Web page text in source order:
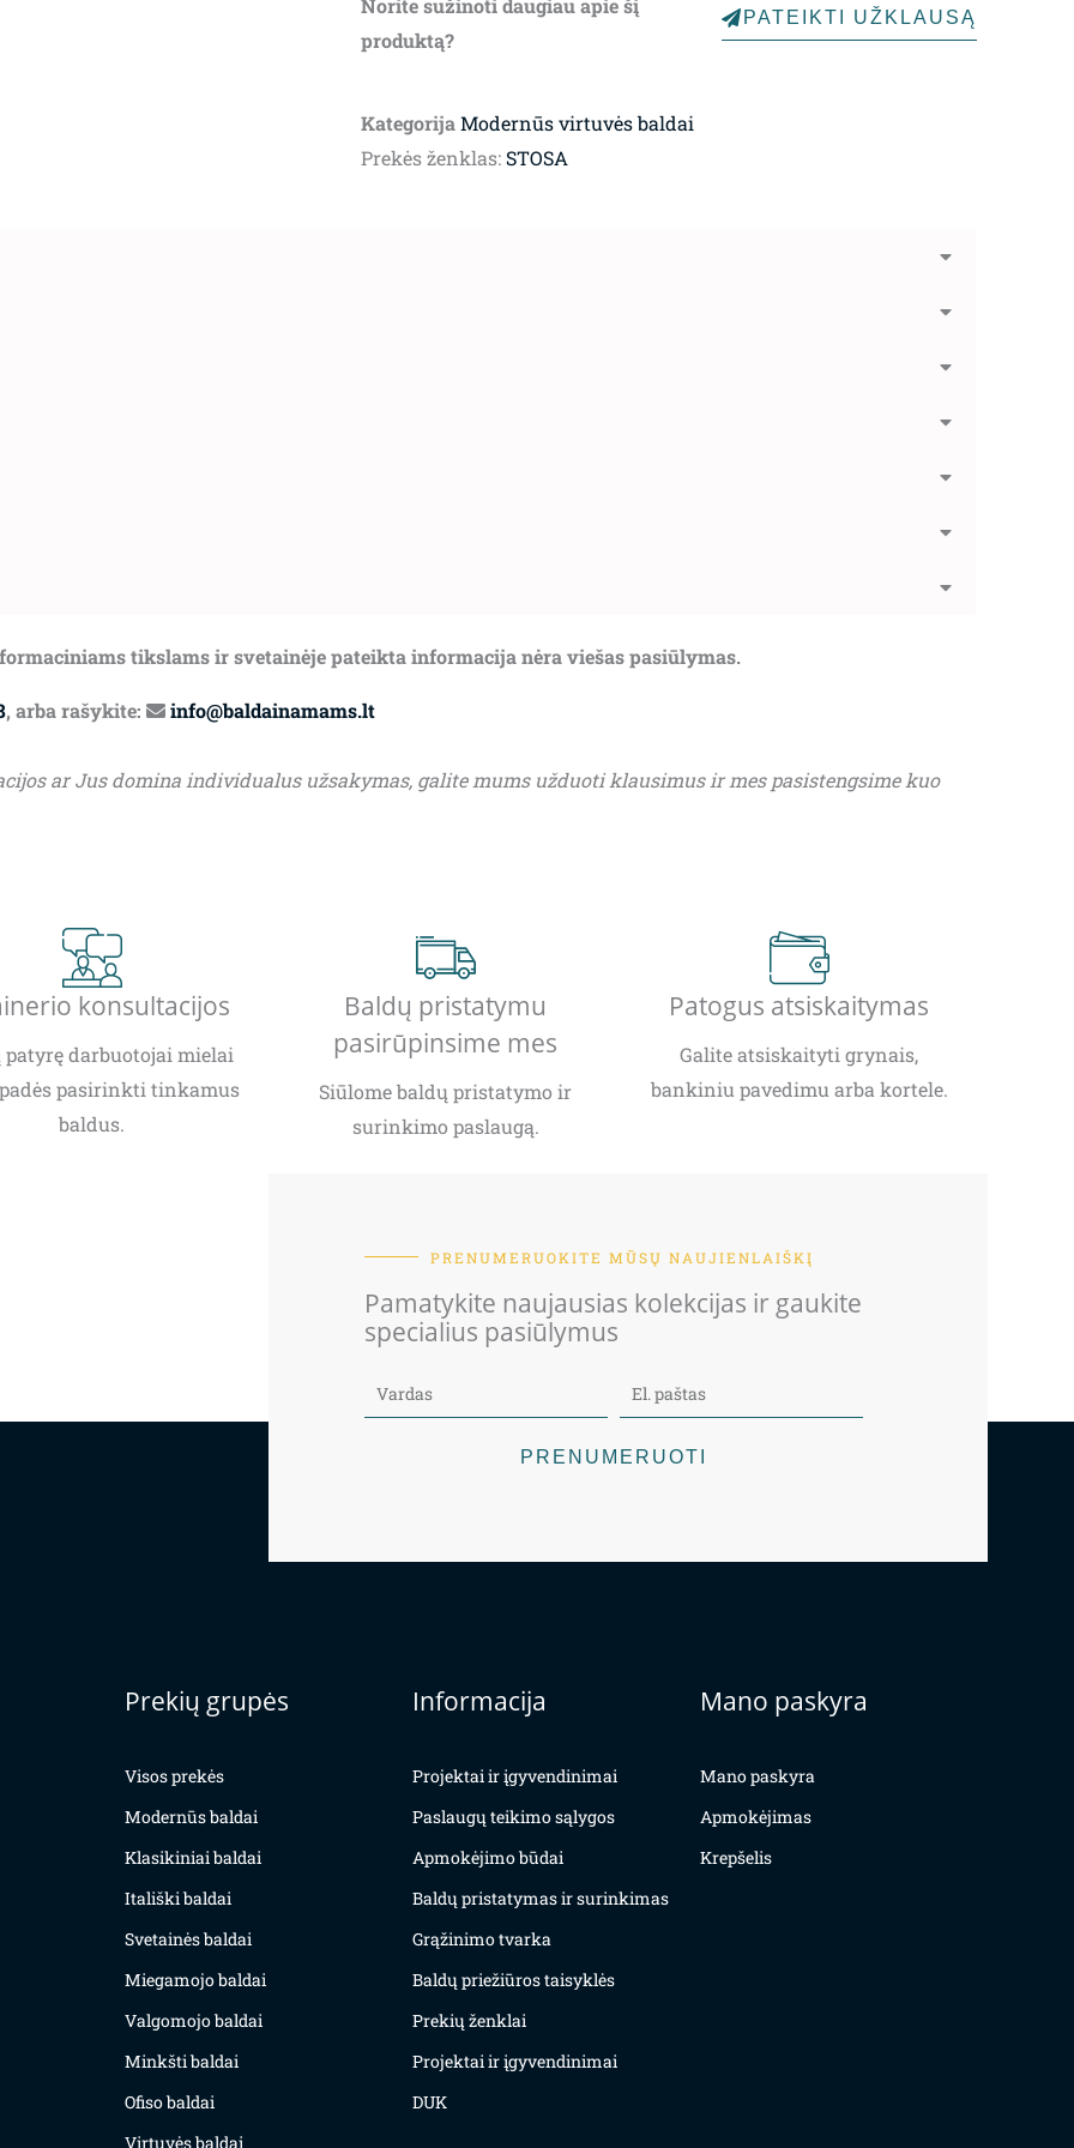
Norite sužinoti daugiau apie šį
produktą?
PATEIKTI UŽKLAUSĄ
KategorijaModernūs virtuvės baldai
Prekės ženklas:STOSA
tikslams ir svetainėje pateikta informacija nėra viešas pasiūlymas.
, arba rašykite: info@baldainamams.lt
ar Jus domina individualus užsakymas, galite mums užduoti klausimus ir mes pasistengsime kuo
konsultacijos
patyrę darbuotojai mielai
pasirinkti tinkamus
baldus.
Baldų pristatymu
pasirūpinsime mes
Siūlome baldų pristatymo ir
surinkimo paslaugą.
Patogus atsiskaitymas
Galite atsiskaityti grynais,
bankiniu pavedimu arba kortele.
PRENUMERUOKITE MŪSŲ NAUJIENLAIŠKĮ
Pamatykite naujausias kolekcijas ir gaukite
specialius pasiūlymus
PRENUMERUOTI
Prekių grupės
Visos prekės
Modernūs baldai
Klasikiniai baldai
Itališki baldai
Svetainės baldai
Miegamojo baldai
Valgomojo baldai
Minkšti baldai
Ofiso baldai
Virtuvės baldai
Informacija
Projektai ir įgyvendinimai
Paslaugų teikimo sąlygos
Apmokėjimo būdai
Baldų pristatymas ir surinkimas
Grąžinimo tvarka
Baldų priežiūros taisyklės
Prekių ženklai
Projektai ir įgyvendinimai
DUK
Mano paskyra
Mano paskyra
Apmokėjimas
Krepšelis